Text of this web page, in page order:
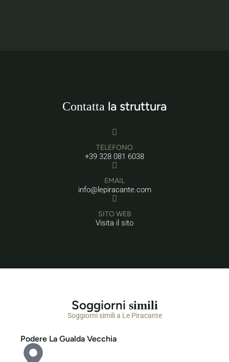
Contatta la struttura
TELEFONO
+39 328 081 6038
EMAIL
info@lepiracante.com
SITO WEB
Visita il sito
Soggiorni simili
Soggiorni simili a Le Piracante
Podere La Gualda Vecchia